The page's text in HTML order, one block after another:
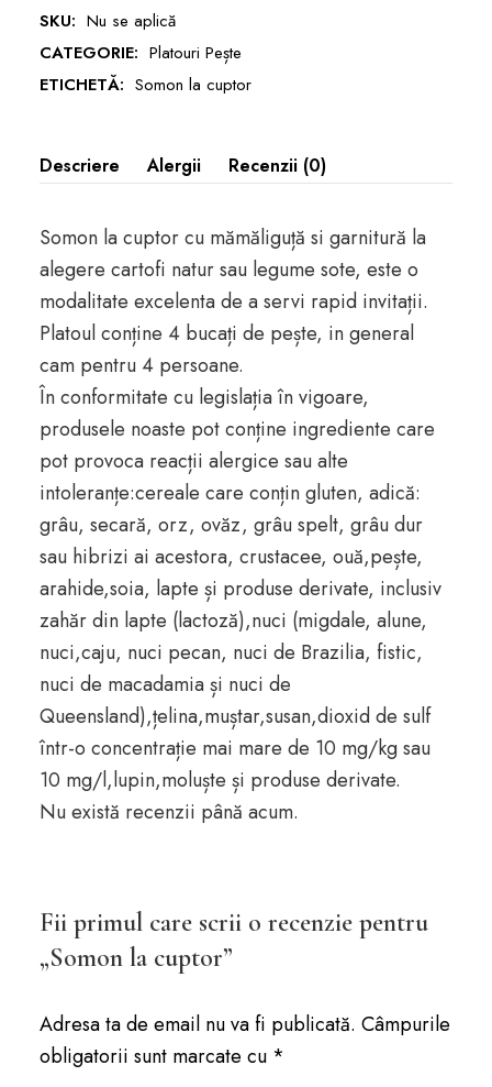
SKU: Nu se aplică
CATEGORIE: Platouri Pește
ETICHETĂ: Somon la cuptor
Descriere Alergii Recenzii (0)
Somon la cuptor cu mămăliguță si garnitură la
alegere cartofi natur sau legume sote, este o
modalitate excelenta de a servi rapid invitații.
Platoul conține 4 bucați de pește, in general
cam pentru 4 persoane.
În conformitate cu legislația în vigoare,
produsele noaste pot conține ingrediente care
pot provoca reacții alergice sau alte
intoleranțe:cereale care conțin gluten, adică:
grâu, secară, orz, ovăz, grâu spelt, grâu dur
sau hibrizi ai acestora, crustacee, ouă,pește,
arahide,soia, lapte și produse derivate, inclusiv
zahăr din lapte (lactoză),nuci (migdale, alune,
nuci,caju, nuci pecan, nuci de Brazilia, fistic,
nuci de macadamia și nuci de
Queensland),țelina,muștar,susan,dioxid de sulf
într-o concentrație mai mare de 10 mg/kg sau
10 mg/l,lupin,moluște și produse derivate.
Nu există recenzii până acum.
Fii primul care scrii o recenzie pentru
„Somon la cuptor”
Adresa ta de email nu va fi publicată. Câmpurile
obligatorii sunt marcate cu *